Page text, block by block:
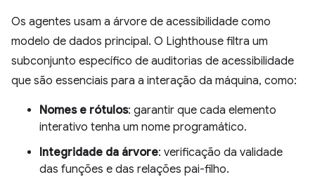
Os agentes usam a árvore de acessibilidade como
modelo de dados principal. O Lighthouse filtra um
subconjunto específico de auditorias de acessibilidade
que são essenciais para a interação da máquina, como:
Nomes e rótulos: garantir que cada elemento
interativo tenha um nome programático.
Integridade da árvore: verificação da validade
das funções e das relações pai-filho.